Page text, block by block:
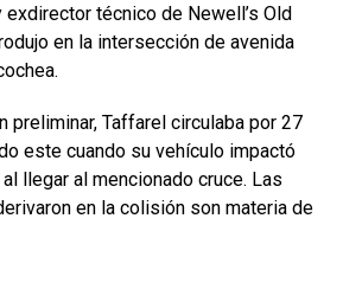
exdirector técnico de Newell’s Old
en la intersección de avenida
preliminar, Taffarel circulaba por 27
este cuando su vehículo impactó
llegar al mencionado cruce. Las
en la colisión son materia de